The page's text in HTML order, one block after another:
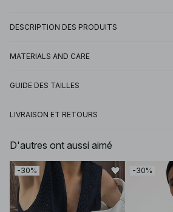
DESCRIPTION DES PRODUITS
MATERIALS AND CARE
GUIDE DES TAILLES
LIVRAISON ET RETOURS
D'autres ont aussi aimé
-30% -30%